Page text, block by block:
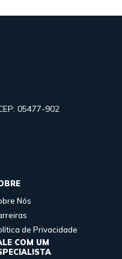
05477-902
Nós
de Privacidade
COM UM